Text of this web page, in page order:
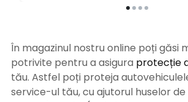
În magazinul nostru online poți găsi
potrivite pentru a asigura protecție
tău. Astfel poți proteja
service-ul tău, cu ajutorul huselor